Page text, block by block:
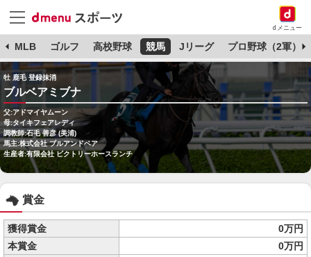
dメニュー
MLB ゴルフ 高校野球 競馬 Jリーグ プロ野球（2軍）
牡 鹿毛 登録抹消
ブルベアミブナ
父:アドマイヤムーン
母:タイキフェアレディ
調教師:石毛 善彦 (美浦)
馬主:株式会社 ブルアンドベア
生産者:有限会社 ビクトリーホースランチ
賞金
獲得賞金
0万円
本賞金
0万円